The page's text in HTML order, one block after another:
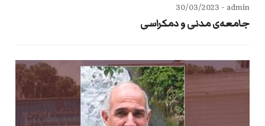
admin -
30/03/2023
جامعه‌ی مدنی و دمكراسی